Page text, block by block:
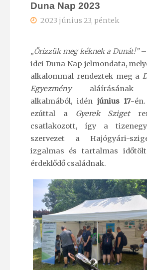
Duna Nap 2023
2023 június 23, péntek
„Őrizzük meg kéknek a Dunát!”–
idei Duna Nap jelmondata,
alkalommal rendeztek meg a
Egyezményaláírásának
alkalmából, idén június 17-
ezúttal a Gyerek Sziget
csatlakozott, így a
szervezet a Hajógyári-
izgalmas és tartalmas
érdeklődő családnak.